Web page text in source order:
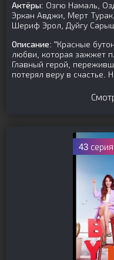
Актёры: Озгю Намаль,
Эркан Авджи, Мерт
Шериф Эрол, Дуйгу
Описание: "Красные
любви, которая зажжет
Главный герой,
потерял веру в счастье.
43 серия